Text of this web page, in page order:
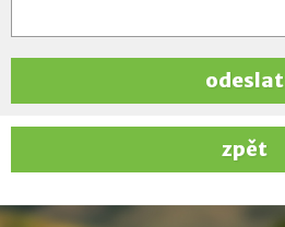
odeslat
zpět